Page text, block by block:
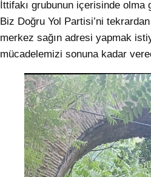
İttifakı grubunun içerisinde
Biz Doğru Yol Partisi’ni
merkez sağın adresi yapmak
mücadelemizi sonuna kadar